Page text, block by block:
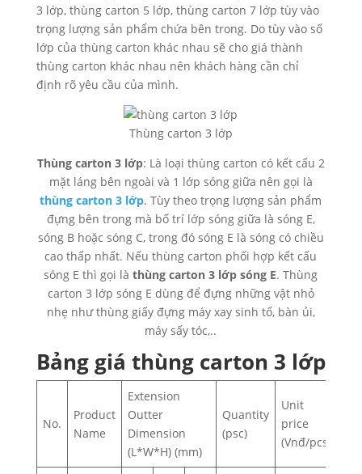
3 lớp, thùng carton 5 lớp, thùng carton 7 lớp tùy vào
trọng lượng sản phẩm chứa bên trong. Do tùy vào số
lớp của thùng carton khác nhau sẽ cho giá thành
thùng carton khác nhau nên khách hàng cần chỉ
định rõ yêu cầu của mình.
Thùng carton 3 lớp
Thùng carton 3 lớp: Là loại thùng carton có kết cấu 2
mặt láng bên ngoài và 1 lớp sóng giữa nên gọi là
thùng carton 3 lớp. Tùy theo trọng lượng sản phẩm
đựng bên trong mà bố trí lớp sóng giữa là sóng E,
sóng B hoặc sóng C, trong đó sóng E là sóng có chiều
cao thấp nhất. Nếu thùng carton phối hợp kết cấu
sóng E thì gọi là thùng carton 3 lớp sóng E. Thùng
carton 3 lớp sóng E dùng để đựng những vật nhỏ
nhẹ như thùng giấy đựng máy xay sinh tố, bàn ủi,
máy sấy tóc,..
Bảng giá thùng carton 3 lớp
No.
Product
Name
Extension
Outter
Dimension
(L*W*H) (mm)
Quantity
(psc)
Unit
price
(Vnđ/pcs)